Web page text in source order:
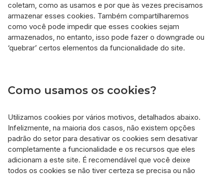
coletam, como as usamos e por que às vezes precisamos
armazenar esses cookies. Também compartilharemos
como você pode impedir que esses cookies sejam
armazenados, no entanto, isso pode fazer o downgrade ou
‘quebrar’ certos elementos da funcionalidade do site.
Como usamos os cookies?
Utilizamos cookies por vários motivos, detalhados abaixo.
Infelizmente, na maioria dos casos, não existem opções
padrão do setor para desativar os cookies sem desativar
completamente a funcionalidade e os recursos que eles
adicionam a este site. É recomendável que você deixe
todos os cookies se não tiver certeza se precisa ou não